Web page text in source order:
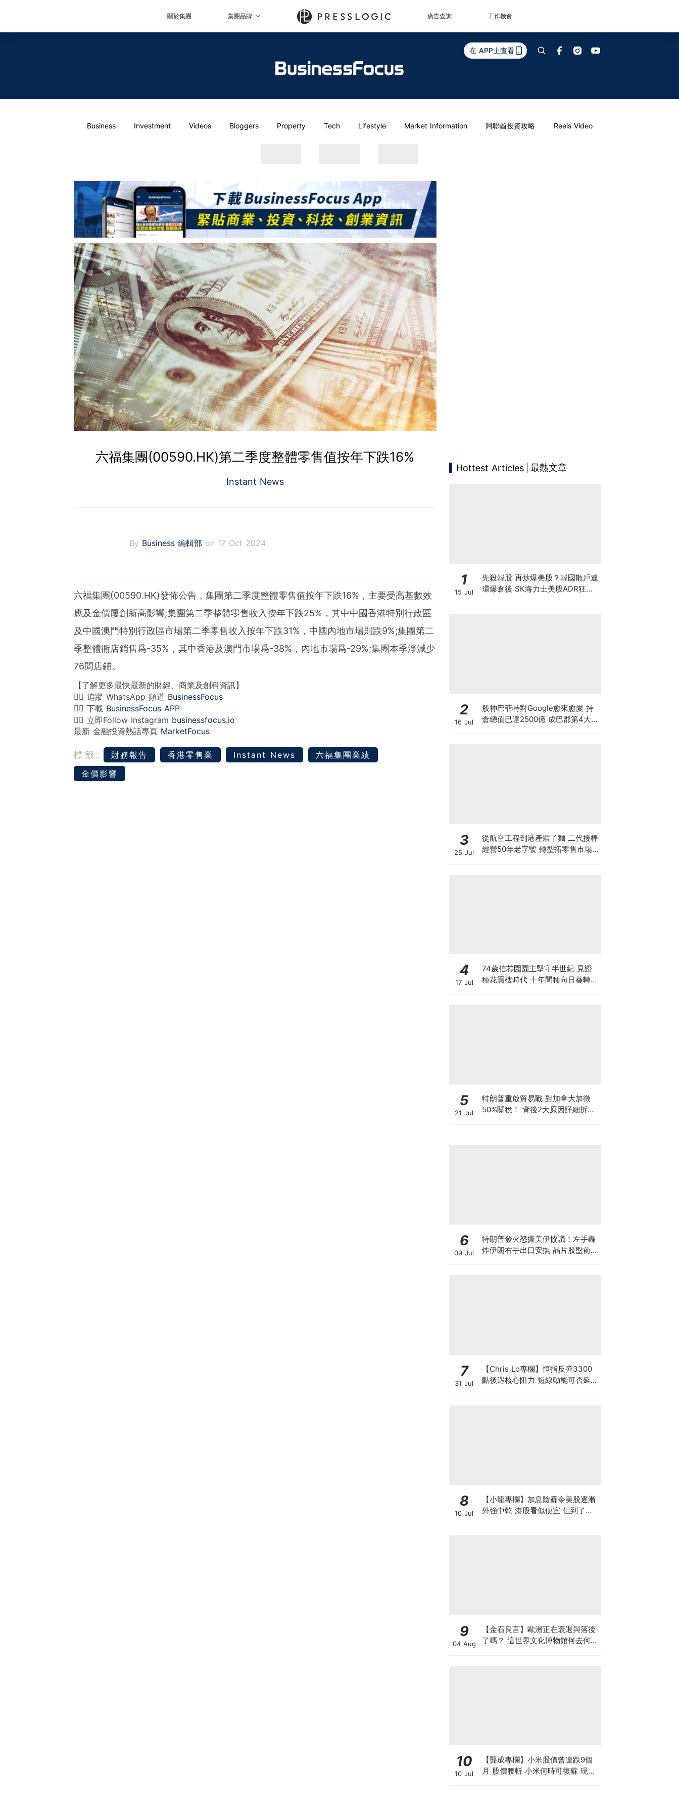
關於集團 集團品牌 廣告查詢 工作機會
在 APP上查看
Business Investment Videos Bloggers Property Tech Lifestyle Market Information 阿聯酋投資攻略 Reels Video
六福集團(00590.HK)第二季度整體零售值按年下跌16%
Instant News
By Business 編輯部 on 17 Oct 2024
六福集團(00590.HK)發佈公告，集團第二季度整體零售值按年下跌16%，主要受高基數效
應及金價屢創新高影響;集團第二季整體零售收入按年下跌25%，其中中國香港特別行政區
及中國澳門特別行政區市場第二季零售收入按年下跌31%，中國內地市場則跌9%;集團第二
季整體衕店銷售爲-35%，其中香港及澳門市場爲-38%，內地市場爲-29%;集團本季淨減少
76間店鋪。
【了解更多最快最新的財經、商業及創科資訊】
👉🏻 追蹤 WhatsApp 頻道 BusinessFocus
👉🏻 下載 BusinessFocus APP
👉🏻 立即Follow Instagram businessfocus.io
最新 金融投資熱話專頁 MarketFocus
標籤: 財務報告 香港零售業 Instant News
六福集團業績
金價影響
Hottest Articles 最熱文章
1
15 Jul
先殺韓股 再炒爆美股？韓國散戶連
環爆倉後 SK海力士美股ADR狂飆
2
16 Jul
股神巴菲特對Google愈來愈愛 持
倉總值已達2500億 成巴郡第4大
3
25 Jul
從航空工程到港產蝦子麵 二代接棒
經營50年老字號 轉型拓零售市場
4
17 Jul
74歲信芯園園主堅守半世紀 見證
種花買樓時代 十年間種向日葵轉型
5
21 Jul
特朗普重啟貿易戰 對加拿大加徵
50%關稅！ 背後2大原因詳細拆解
6
09 Jul
特朗普發火怒撕美伊協議！左手轟
炸伊朗右手出口安撫 晶片股盤前暴
7
31 Jul
【Chris Lo專欄】恒指反彈3300
點後遇核心阻力 短線動能可否延續
8
10 Jul
【小龍專欄】加息陰霾令美股逐漸
外強中乾 港股看似便宜 但到了撈
9
04 Aug
【金石良言】歐洲正在衰退與落後
了嗎？ 這世界文化博物館何去何
10
10 Jul
【龔成專欄】小米股價曾連跌9個
月 股價腰斬 小米何時可復蘇 現在